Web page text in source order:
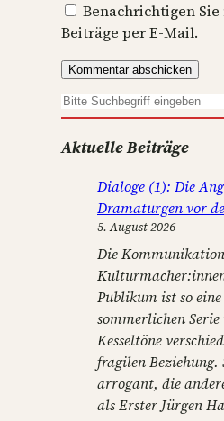
Benachrichtigen
Beiträge per E-Mail.
S
c
Aktuelle Beiträge
Dialoge (1): Die
Dramaturgen vor
5. August 2026
Die
Publikum ist so
sommerlichen
Kesseltöne
fragilen Beziehung.
arrogant, die
als Erster Jürgen